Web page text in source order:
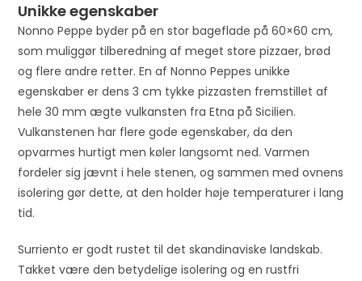
s
t
f
o
r
t
h
i
s
p
r
Unikke egenskaber
Nonno Peppe byder på en stor bageflade på 60×60 cm,
som muliggør tilberedning af meget store pizzaer, brød
og flere andre retter. En af Nonno Peppes unikke
egenskaber er dens 3 cm tykke pizzasten fremstillet af
hele 30 mm ægte vulkansten fra Etna på Sicilien.
Vulkanstenen har flere gode egenskaber, da den
opvarmes hurtigt men køler langsomt ned. Varmen
fordeler sig jævnt i hele stenen, og sammen med ovnens
isolering gør dette, at den holder høje temperaturer i lang
tid.
Surriento er godt rustet til det skandinaviske landskab.
Takket være den betydelige isolering og en rustfri